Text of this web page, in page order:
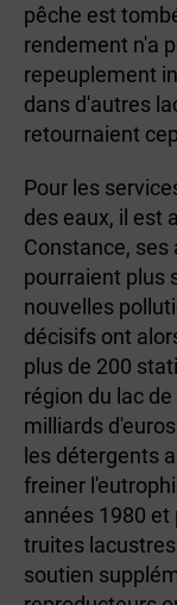
pêche est
rendement n'a
repeuplement
dans d'autres
retournaient
Pour les
des eaux, il est
Constance,
pourraient plus
nouvelles
décisifs ont
plus de 200
région du lac
milliards
les détergents
freiner
années 1980
truites
soutien